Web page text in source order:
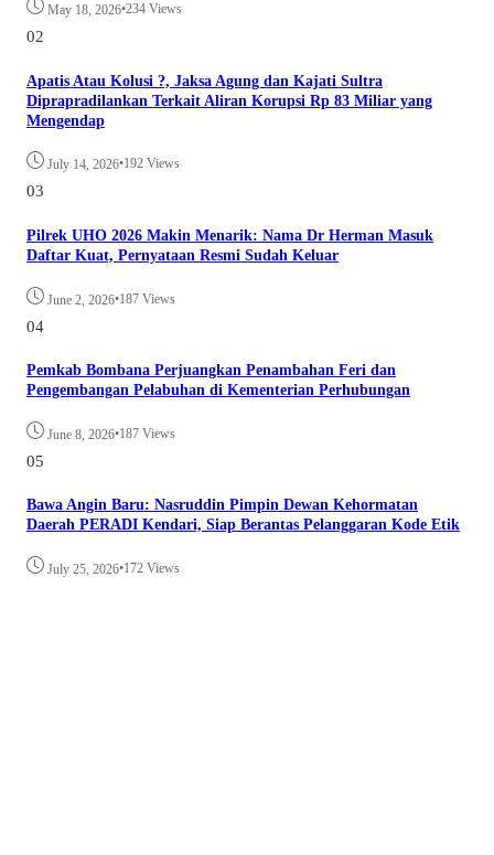
May 18, 2026•234 Views
02
Apatis Atau Kolusi ?, Jaksa Agung dan Kajati Sultra
Diprapradilankan Terkait Aliran Korupsi Rp 83 Miliar yang
Mengendap
July 14, 2026•192 Views
03
Pilrek UHO 2026 Makin Menarik: Nama Dr Herman Masuk
Daftar Kuat, Pernyataan Resmi Sudah Keluar
June 2, 2026•187 Views
04
Pemkab Bombana Perjuangkan Penambahan Feri dan
Pengembangan Pelabuhan di Kementerian Perhubungan
June 8, 2026•187 Views
05
Bawa Angin Baru: Nasruddin Pimpin Dewan Kehormatan
Daerah PERADI Kendari, Siap Berantas Pelanggaran Kode Etik
July 25, 2026•172 Views